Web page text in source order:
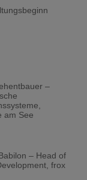
–
am See
– Head of
frox